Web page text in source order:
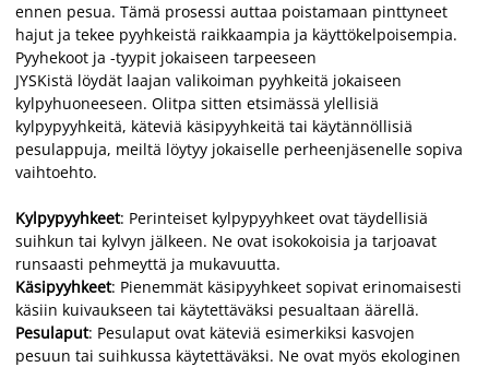
ennen pesua. Tämä prosessi auttaa poistamaan pinttyneet
hajut ja tekee pyyhkeistä raikkaampia ja käyttökelpoisempia.
Pyyhekoot ja -tyypit jokaiseen tarpeeseen
JYSKistä löydät laajan valikoiman pyyhkeitä jokaiseen
kylpyhuoneeseen. Olitpa sitten etsimässä ylellisiä
kylpypyyhkeitä, käteviä käsipyyhkeitä tai käytännöllisiä
pesulappuja, meiltä löytyy jokaiselle perheenjäsenelle sopiva
vaihtoehto.
Kylpypyyhkeet: Perinteiset kylpypyyhkeet ovat täydellisiä
suihkun tai kylvyn jälkeen. Ne ovat isokokoisia ja tarjoavat
runsaasti pehmeyttä ja mukavuutta.
Käsipyyhkeet: Pienemmät käsipyyhkeet sopivat erinomaisesti
käsiin kuivaukseen tai käytettäväksi pesualtaan äärellä.
Pesulaput: Pesulaput ovat käteviä esimerkiksi kasvojen
pesuun tai suihkussa käytettäväksi. Ne ovat myös ekologinen